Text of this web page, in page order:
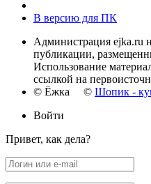
В версию для ПК
Администрация ejka.ru
публикации,
Использование
ссылкой на
© Ёжка © Шопик -
Войти
Привет, как дела?